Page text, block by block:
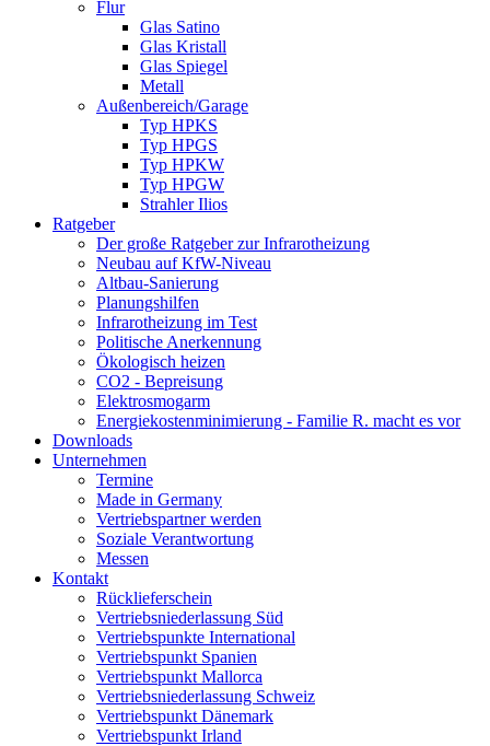
Flur
Glas Satino
Glas Kristall
Glas Spiegel
Metall
Außenbereich/Garage
Typ HPKS
Typ HPGS
Typ HPKW
Typ HPGW
Strahler Ilios
Ratgeber
Der große Ratgeber zur Infrarotheizung
Neubau auf KfW-Niveau
Altbau-Sanierung
Planungshilfen
Infrarotheizung im Test
Politische Anerkennung
Ökologisch heizen
CO2 - Bepreisung
Elektrosmogarm
Energiekostenminimierung - Familie R. macht es vor
Downloads
Unternehmen
Termine
Made in Germany
Vertriebspartner werden
Soziale Verantwortung
Messen
Kontakt
Rücklieferschein
Vertriebsniederlassung Süd
Vertriebspunkte International
Vertriebspunkt Spanien
Vertriebspunkt Mallorca
Vertriebsniederlassung Schweiz
Vertriebspunkt Dänemark
Vertriebspunkt Irland